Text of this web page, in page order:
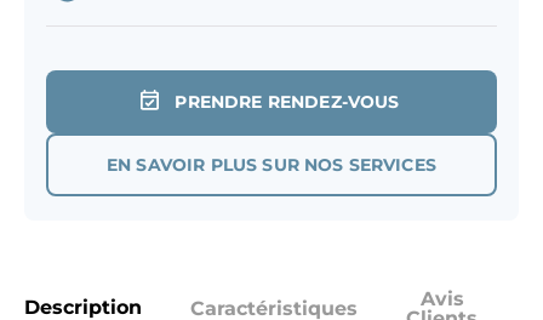
PRENDRE RENDEZ-VOUS
EN SAVOIR PLUS SUR NOS SERVICES
Description Caractéristiques
Avis